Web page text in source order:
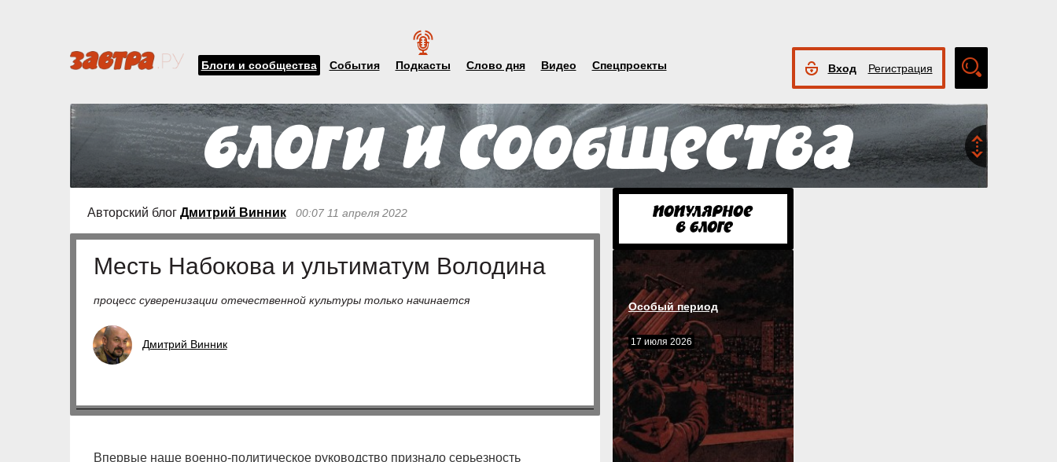
Блоги и сообщества События Подкасты Слово дня Видео Спецпроекты Вход Регистрация
поиск
Авторский блог Дмитрий Винник 00:07 11 апреля 2022
Месть Набокова и ультиматум Володина
процесс суверенизации отечественной культуры только начинается
Дмитрий Винник
Впервые наше военно-политическое руководство признало серьезность
Особый период
17 июля 2026